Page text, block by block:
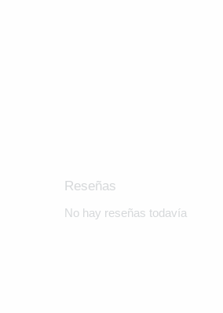
Reseñas
No hay reseñas todavía